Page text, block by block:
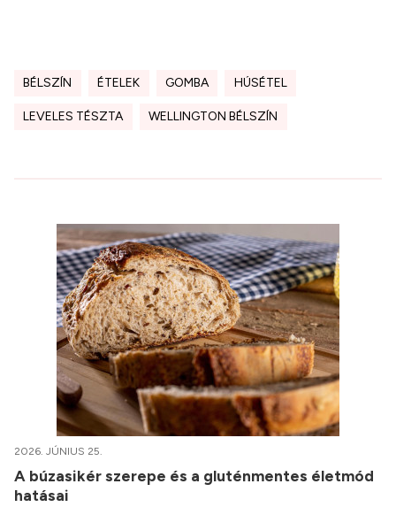
BÉLSZÍN ÉTELEK GOMBA HÚSÉTEL
LEVELES TÉSZTA WELLINGTON BÉLSZÍN
2026. JÚNIUS 25.
A búzasikér szerepe és a gluténmentes életmód
hatásai